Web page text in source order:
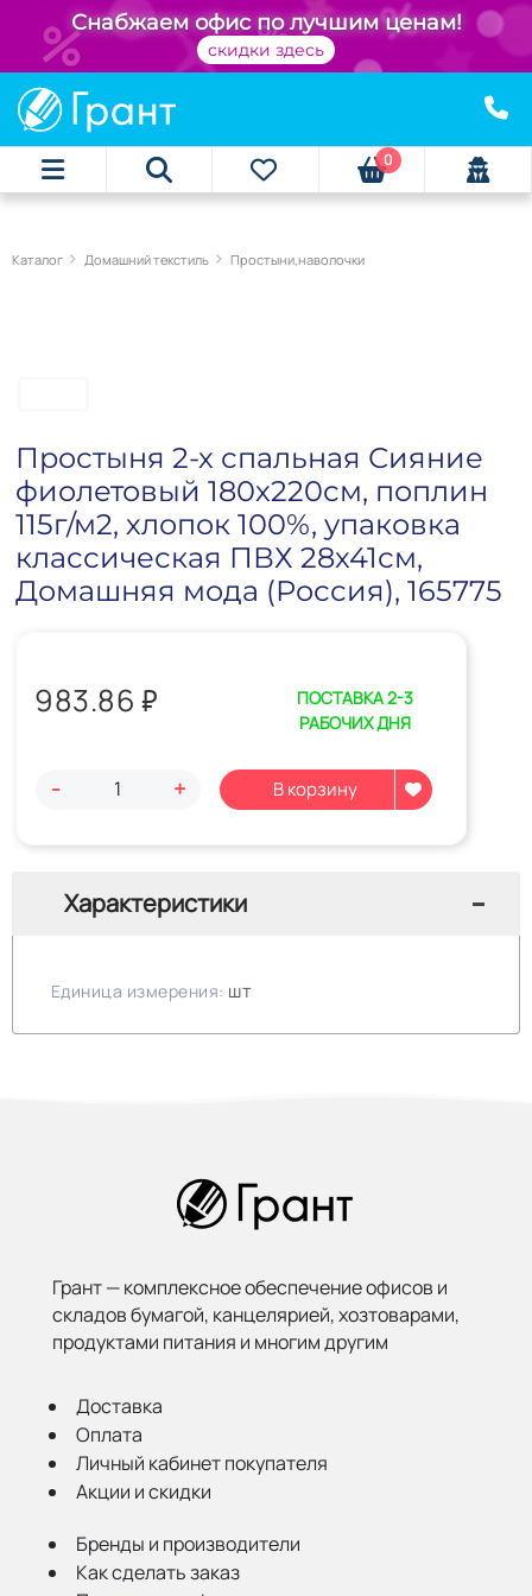
Снабжаем офис по лучшим ценам!
скидки здесь
0
Каталог Домашний текстиль Простыни,наволочки
Простыня 2-х спальная Сияние
фиолетовый 180х220см, поплин
115г/м2, хлопок 100%, упаковка
классическая ПВХ 28х41см,
Домашняя мода (Россия), 165775
983.86 ₽
ПОСТАВКА 2-3
РАБОЧИХ ДНЯ
- +
Характеристики
Единица измерения: шт
Грант — комплексное обеспечение офисов и
складов бумагой, канцелярией, хозтоварами,
продуктами питания и многим другим
Доставка
Оплата
Личный кабинет покупателя
Акции и скидки
Бренды и производители
Как сделать заказ